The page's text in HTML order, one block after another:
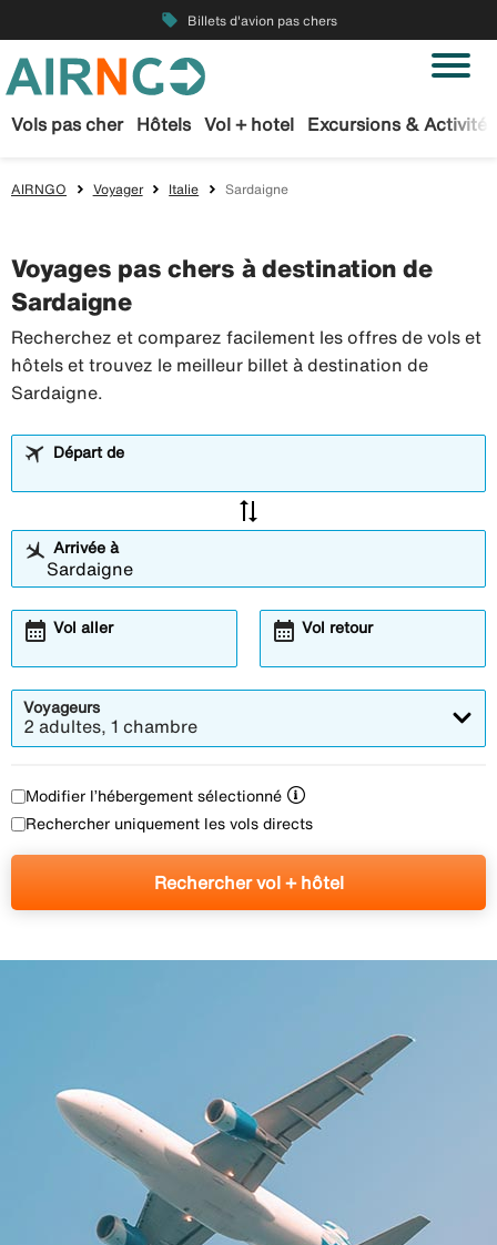
local_offer Billets d'avion pas chers
Vols pas cher Hôtels Vol + hotel Excursions & Activités
AIRNGO Voyager Italie Sardaigne
Voyages pas chers à destination de
Sardaigne
Recherchez et comparez facilement les offres de vols et
hôtels et trouvez le meilleur billet à destination de
Sardaigne.
Départ de
sync_alt
Arrivée à
Vol aller
calendar_month Vol retour
calendar_month
Voyageurs
2 adultes, 1 chambre
Modifier l’hébergement sélectionné
Rechercher uniquement les vols directs
Rechercher vol + hôtel